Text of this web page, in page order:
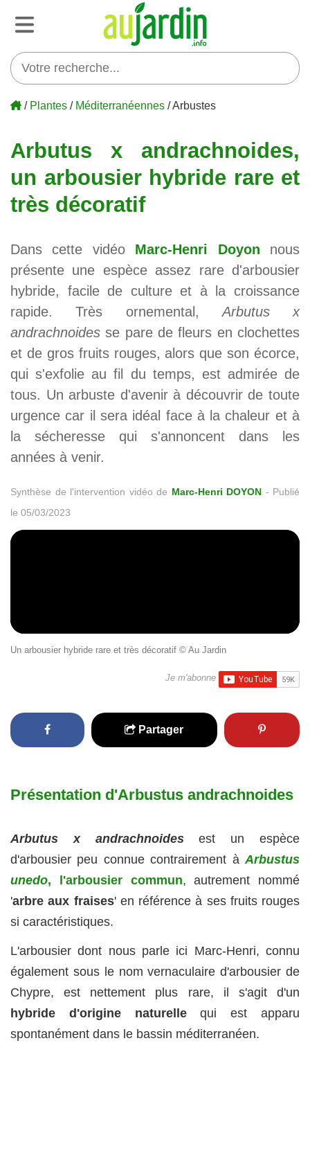
/ Plantes / Méditerranéennes / Arbustes
Arbutus x andrachnoides,
un arbousier hybride rare et
très décoratif
Dans cette vidéo Marc-Henri Doyon nous
présente une espèce assez rare d'arbousier
hybride, facile de culture et à la croissance
rapide. Très ornemental, Arbutus x
andrachnoides se pare de fleurs en clochettes
et de gros fruits rouges, alors que son écorce,
qui s'exfolie au fil du temps, est admirée de
tous. Un arbuste d'avenir à découvrir de toute
urgence car il sera idéal face à la chaleur et à
la sécheresse qui s'annoncent dans les
années à venir.
Synthèse de l'intervention vidéo de Marc-Henri DOYON - Publié
le 05/03/2023
Un arbousier hybride rare et très décoratif © Au Jardin
Je m'abonne
Partager
Présentation d'Arbustus andrachnoides
Arbutus x andrachnoidesest un espèce
d'arbousier peu connue contrairement à Arbustus
unedo, l'arbousier commun, autrement nommé
'arbre aux fraises' en référence à ses fruits rouges
si caractéristiques.
L'arbousier dont nous parle ici Marc-Henri, connu
également sous le nom vernaculaire d'arbousier de
Chypre, est nettement plus rare, il s'agit d'un
hybride d'origine naturellequi est apparu
spontanément dans le bassin méditerranéen.